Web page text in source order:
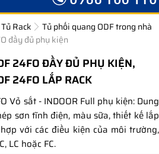
Rack
Tủ phối quang ODF trong nhà
đầy đủ phụ kiện
24FO ĐẦY ĐỦ PHỤ KIỆN,
24FO LẮP RACK
Vỏ sắt - INDOOR Full phụ kiện: Dung
sơn tĩnh điện, màu sữa, thiết kế lắp
với các điều kiện của môi trường,
LC hoặc FC.